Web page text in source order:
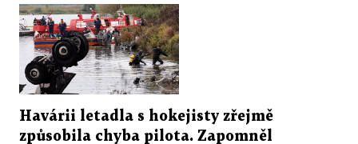
Havárii letadla s hokejisty zřejmě
způsobila chyba pilota. Zapomněl